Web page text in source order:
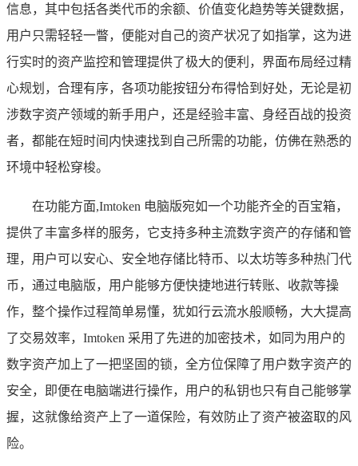
信息，其中包括各类代币的余额、价值变化趋势等关键数据，
用户只需轻轻一瞥，便能对自己的资产状况了如指掌，这为进
行实时的资产监控和管理提供了极大的便利，界面布局经过精
心规划，合理有序，各项功能按钮分布得恰到好处，无论是初
涉数字资产领域的新手用户，还是经验丰富、身经百战的投资
者，都能在短时间内快速找到自己所需的功能，仿佛在熟悉的
环境中轻松穿梭。
在功能方面,Imtoken 电脑版宛如一个功能齐全的百宝箱，
提供了丰富多样的服务，它支持多种主流数字资产的存储和管
理，用户可以安心、安全地存储比特币、以太坊等多种热门代
币，通过电脑版，用户能够方便快捷地进行转账、收款等操
作，整个操作过程简单易懂，犹如行云流水般顺畅，大大提高
了交易效率，Imtoken 采用了先进的加密技术，如同为用户的
数字资产加上了一把坚固的锁，全方位保障了用户数字资产的
安全，即便在电脑端进行操作，用户的私钥也只有自己能够掌
握，这就像给资产上了一道保险，有效防止了资产被盗取的风
险。